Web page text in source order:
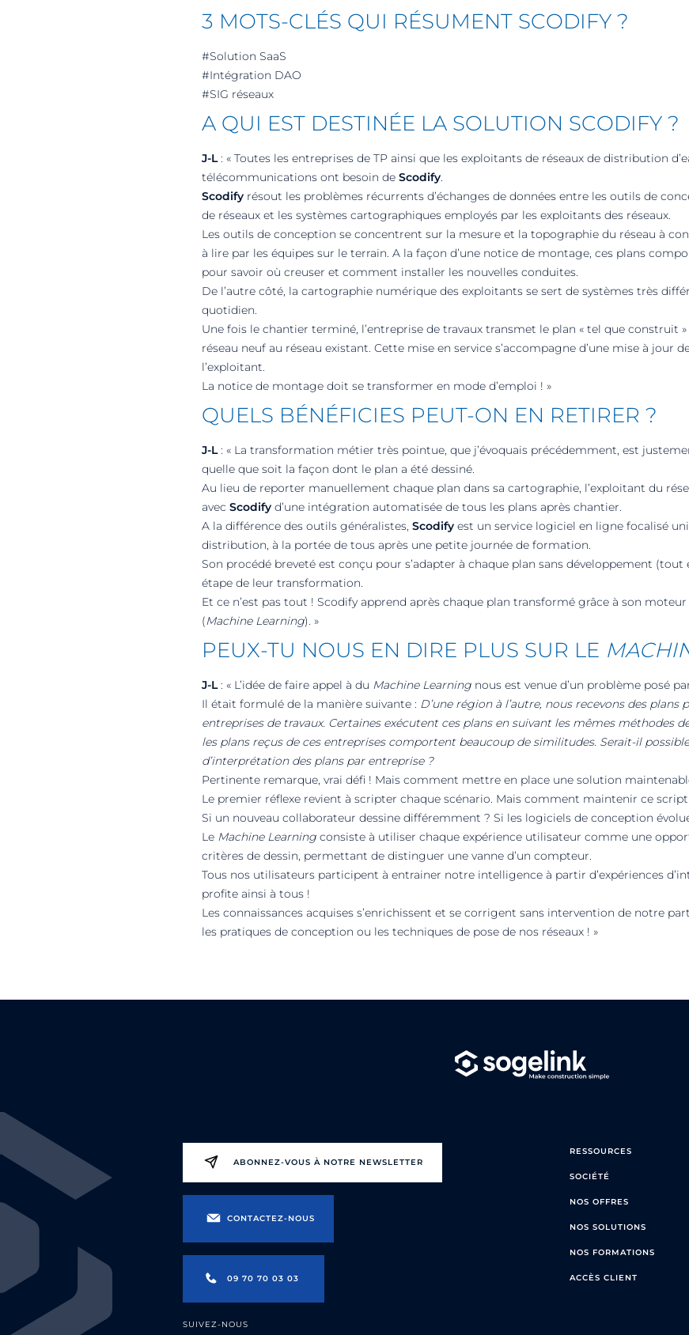
3 MOTS-CLÉS QUI RÉSUMENT SCODIFY ?
#Solution SaaS
#Intégration DAO
#SIG réseaux
A QUI EST DESTINÉE LA SOLUTION SCODIFY ?
J-L: « Toutes les entreprises de TP ainsi que les exploitants de réseaux de distribution
télécommunications ont besoin de Scodify.
Scodify résout les problèmes récurrents d’échanges de données entre les outils de
de réseaux et les systèmes cartographiques employés par les exploitants des réseaux.
Les outils de conception se concentrent sur la mesure et la topographie du réseau à
à lire par les équipes sur le terrain. A la façon d’une notice de montage, ces plans
pour savoir où creuser et comment installer les nouvelles conduites.
De l’autre côté, la cartographie numérique des exploitants se sert de systèmes très
quotidien.
Une fois le chantier terminé, l’entreprise de travaux transmet le plan « tel que construit
réseau neuf au réseau existant. Cette mise en service s’accompagne d’une mise à jour
l’exploitant.
La notice de montage doit se transformer en mode d’emploi ! »
QUELS BÉNÉFICIES PEUT-ON EN RETIRER ?
J-L: « La transformation métier très pointue, que j’évoquais précédemment, est
quelle que soit la façon dont le plan a été dessiné.
Au lieu de reporter manuellement chaque plan dans sa cartographie, l’exploitant du
avec Scodify d’une intégration automatisée de tous les plans après chantier.
A la différence des outils généralistes, Scodify est un service logiciel en ligne focalisé
distribution, à la portée de tous après une petite journée de formation.
Son procédé breveté est conçu pour s’adapter à chaque plan sans développement
étape de leur transformation.
Et ce n’est pas tout ! Scodify apprend après chaque plan transformé grâce à son
(Machine Learning). »
PEUX-TU NOUS EN DIRE PLUS SUR LE
J-L: « L’idée de faire appel à du Machine Learning nous est venue d’un problème posé
Il était formulé de la manière suivante : D’une région à l’autre, nous recevons des
entreprises de travaux. Certaines exécutent ces plans en suivant les mêmes méthodes
les plans reçus de ces entreprises comportent beaucoup de similitudes. Serait-il
d’interprétation des plans par entreprise ?
Pertinente remarque, vrai défi ! Mais comment mettre en place une solution
Le premier réflexe revient à scripter chaque scénario. Mais comment maintenir ce
Si un nouveau collaborateur dessine différemment ? Si les logiciels de conception
Le Machine Learning consiste à utiliser chaque expérience utilisateur comme une
critères de dessin, permettant de distinguer une vanne d’un compteur.
Tous nos utilisateurs participent à entrainer notre intelligence à partir d’expériences
profite ainsi à tous !
Les connaissances acquises s’enrichissent et se corrigent sans intervention de notre
les pratiques de conception ou les techniques de pose de nos réseaux ! »
ABONNEZ-VOUS À NOTRE NEWSLETTER
CONTACTEZ-NOUS
09 70 70 03 03
SUIVEZ-NOUS
RESSOURCES
SOCIÉTÉ
NOS OFFRES
NOS SOLUTIONS
NOS FORMATIONS
ACCÈS CLIENT